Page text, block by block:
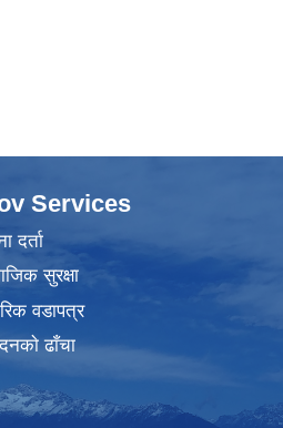
Services
दर्ता
सुरक्षा
वडापत्र
ढाँचा